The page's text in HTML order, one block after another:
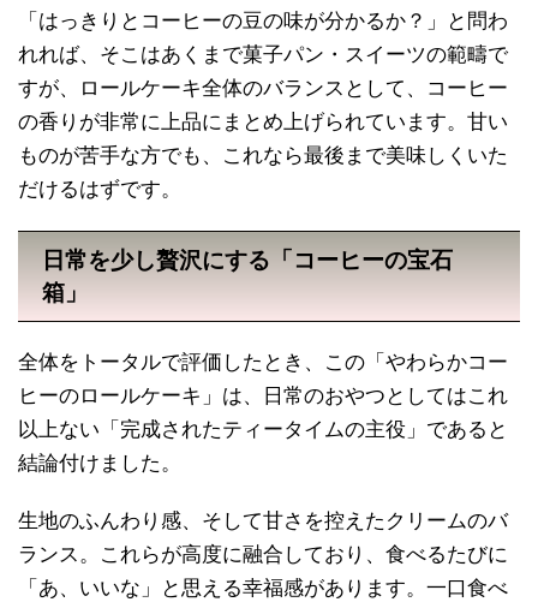
「はっきりとコーヒーの豆の味が分かるか？」と問わ
れれば、そこはあくまで菓子パン・スイーツの範疇で
すが、ロールケーキ全体のバランスとして、コーヒー
の香りが非常に上品にまとめ上げられています。甘い
ものが苦手な方でも、これなら最後まで美味しくいた
だけるはずです。
日常を少し贅沢にする「コーヒーの宝石
箱」
全体をトータルで評価したとき、この「やわらかコー
ヒーのロールケーキ」は、日常のおやつとしてはこれ
以上ない「完成されたティータイムの主役」であると
結論付けました。
生地のふんわり感、そして甘さを控えたクリームのバ
ランス。これらが高度に融合しており、食べるたびに
「あ、いいな」と思える幸福感があります。一口食べ